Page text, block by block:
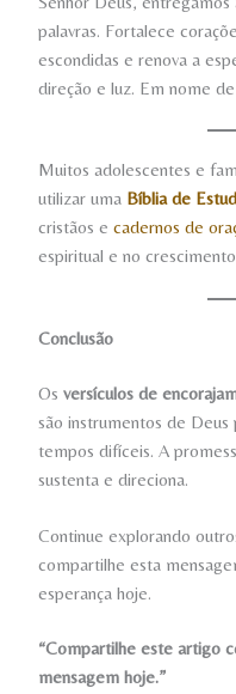
palavras. Fortalece
escondidas e renova a
direção e luz. Em nome de
Muitos adolescentes e
utilizar uma Bíblia de
cristãos ecadernos de
espiritual e no
Conclusão
Osversículos de
são instrumentos de
tempos difíceis. A
sustenta e direciona.
Continue explorando
compartilhe esta
esperança hoje.
“Compartilhe este artigo
mensagem hoje.”